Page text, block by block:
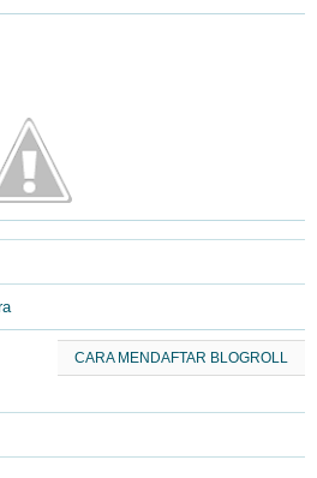
CARA MENDAFTAR BLOGROLL